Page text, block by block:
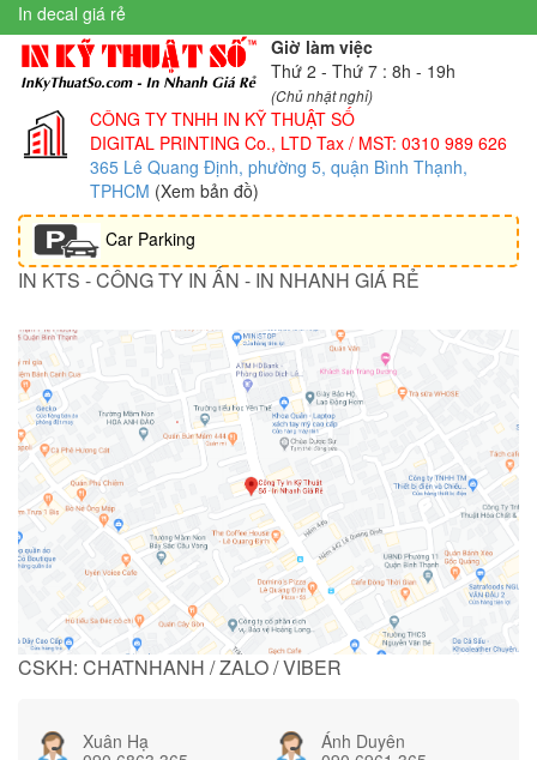
In decal giá rẻ
Giờ làm việc
Thứ 2 - Thứ 7 : 8h - 19h
(Chủ nhật nghỉ)
CÔNG TY TNHH IN KỸ THUẬT SỐ
DIGITAL PRINTING Co., LTD Tax / MST: 0310 989 626
365 Lê Quang Định, phường 5, quận Bình Thạnh,
TPHCM (Xem bản đồ)
Car Parking
IN KTS - CÔNG TY IN ẤN - IN NHANH GIÁ RẺ
CSKH: CHATNHANH / ZALO / VIBER
Xuân Hạ
Ánh Duyên